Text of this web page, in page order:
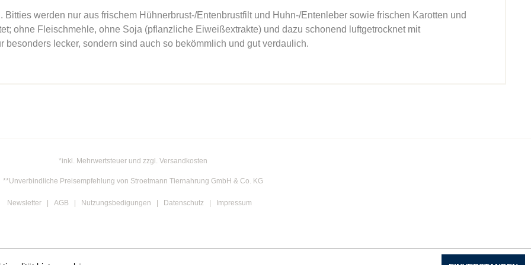
werden nur aus frischem Hühnerbrust-/Entenbrustfilt und Huhn-/Entenleber sowie frischen Karotten und
ohne Fleischmehle, ohne Soja (pflanzliche Eiweißextrakte) und dazu schonend luftgetrocknet mit
lecker, sondern sind auch so bekömmlich und gut verdaulich.
*inkl. Mehrwertsteuer und zzgl. Versandkosten
**Unverbindliche Preisempfehlung von Stroetmann Tiernahrung GmbH & Co. KG
Newsletter AGB Nutzungsbedigungen Datenschutz Impressum